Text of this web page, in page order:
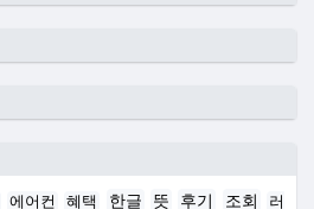
에어컨 혜택 한글 뜻 후기 조회
러